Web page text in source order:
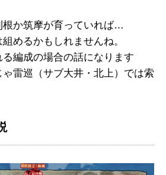
か筑摩が育っていれば…
めるかもしれませんね。
編成の場合の話になります
雷巡（サブ大井・北上）では索